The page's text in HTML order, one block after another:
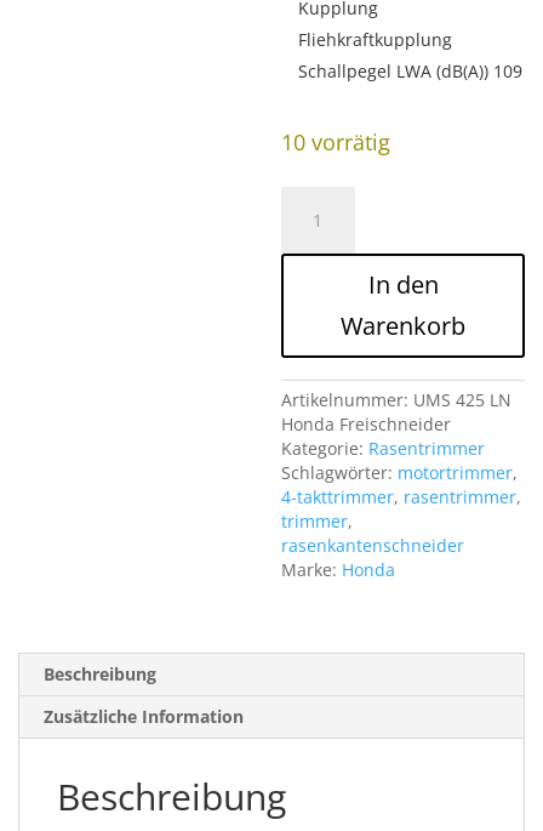
Kupplung
Fliehkraftkupplung
Schallpegel LWA (dB(A)) 109
10 vorrätig
Honda
In den
Warenkorb
Artikelnummer: UMS 425 LN
Honda Freischneider
Kategorie: Rasentrimmer
Schlagwörter: motortrimmer,
4-takttrimmer, rasentrimmer,
trimmer,
rasenkantenschneider
Marke: Honda
Beschreibung
Zusätzliche Information
Beschreibung